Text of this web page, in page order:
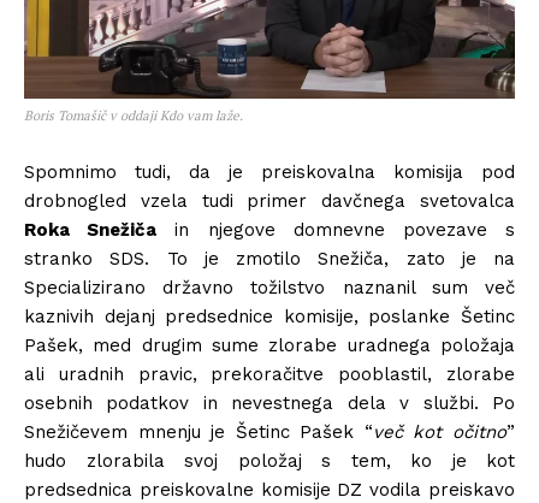
Boris Tomašič v oddaji Kdo vam laže.
Spomnimo tudi, da je preiskovalna komisija pod
drobnogled vzela tudi primer davčnega svetovalca
Roka Snežiča in njegove domnevne povezave s
stranko SDS. To je zmotilo Snežiča, zato je na
Specializirano državno tožilstvo naznanil sum več
kaznivih dejanj predsednice komisije, poslanke Šetinc
Pašek, med drugim sume zlorabe uradnega položaja
ali uradnih pravic, prekoračitve pooblastil, zlorabe
osebnih podatkov in nevestnega dela v službi. Po
Snežičevem mnenju je Šetinc Pašek “več kot očitno”
hudo zlorabila svoj položaj s tem, ko je kot
predsednica preiskovalne komisije DZ vodila preiskavo